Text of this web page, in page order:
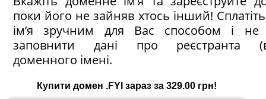
поки його не зайняв хтось інший!
ім’я зручним для Вас способом і не
заповнити дані про реєстранта
доменного імені.
Купити домен .FYI зараз за 329.00 грн!